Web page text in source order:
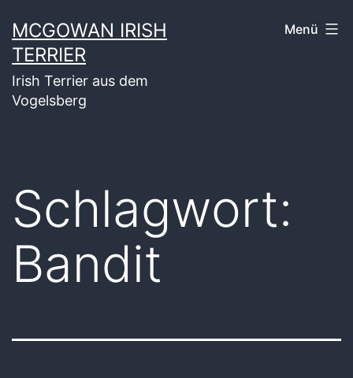
Inhalt
springen
MCGOWAN IRISH
TERRIER
Irish Terrier aus dem
Vogelsberg
Menü
Schlagwort:
Bandit